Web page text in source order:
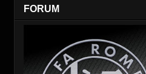
FORUM